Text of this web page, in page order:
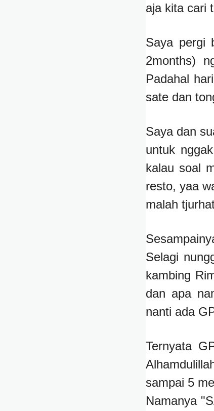
aja kita cari
Saya pergi
2months)
Padahal
sate dan
Saya dan
untuk
kalau soal
resto, yaa
malah
Selagi
kambing
dan apa
nanti ada
Ternyata
sampai 5
Namanya